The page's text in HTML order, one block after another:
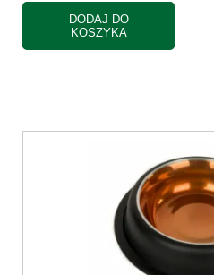
DODAJ DO
KOSZYKA